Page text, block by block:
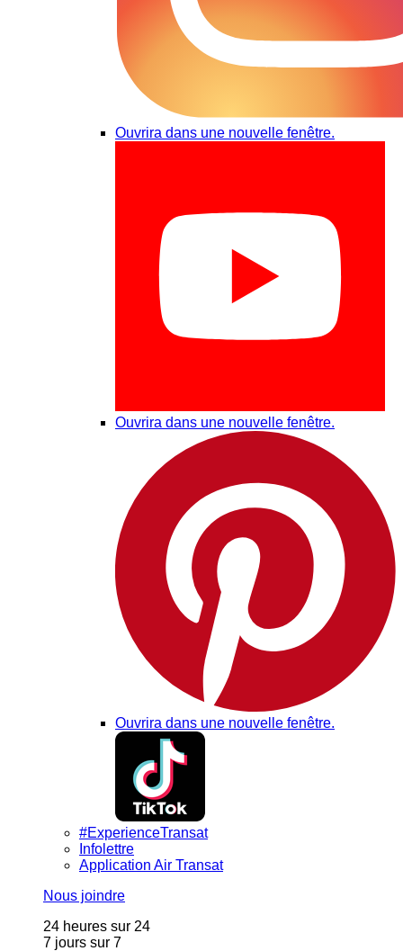
Ouvrira dans une nouvelle fenêtre.
Ouvrira dans une nouvelle fenêtre.
Ouvrira dans une nouvelle fenêtre.
#ExperienceTransat
Infolettre
Application Air Transat
Nous joindre
24 heures sur 24
7 jours sur 7